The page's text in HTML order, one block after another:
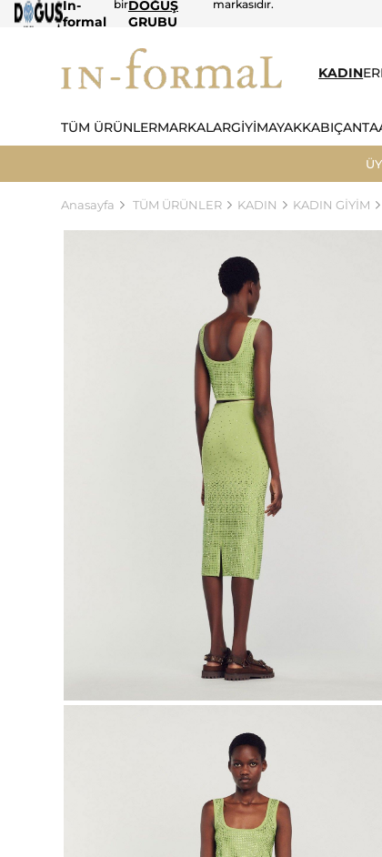
In-
formal
birDOĞUŞ
GRUBU
markasıdır.
KADIN
TÜM ÜRÜNLERMARKALARGİYİMAYAKKABIÇANTA
Anasayfa TÜM ÜRÜNLER KADIN KADIN GİYİM